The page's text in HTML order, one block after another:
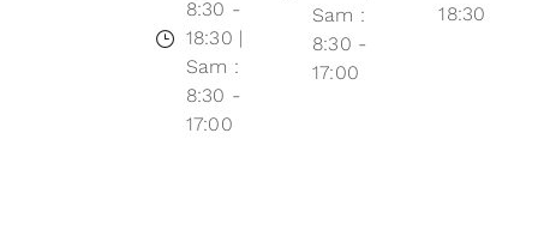
8:30 -
18:30 |
Sam :
8:30 -
17:00
Sam :
8:30 -
17:00
18:30